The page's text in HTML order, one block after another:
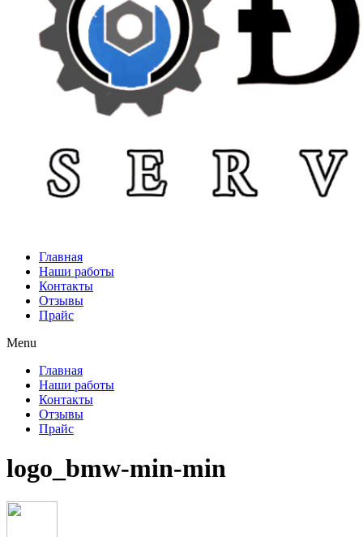
Главная
Наши работы
Контакты
Отзывы
Прайс
Menu
Главная
Наши работы
Контакты
Отзывы
Прайс
logo_bmw-min-min